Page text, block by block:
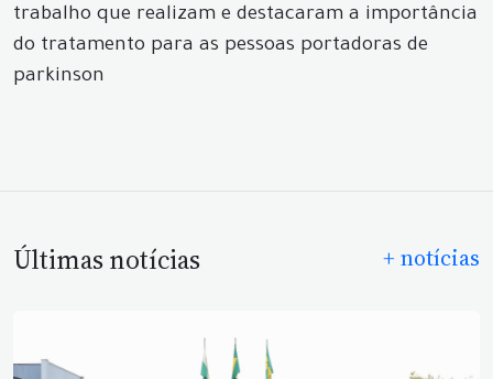
trabalho que realizam e destacaram a importância
do tratamento para as pessoas portadoras de
parkinson
Últimas notícias + notícias